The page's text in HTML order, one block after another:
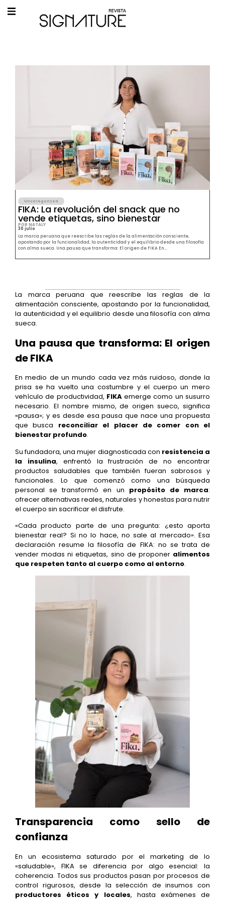
Uncategorized
FIKA: La revolución del snack que no
vende etiquetas, sino bienestar
POR NATALY
30 julio
La marca peruana que reescribe las reglas de la alimentación consciente,
apostando por la funcionalidad, la autenticidad y el equilibrio desde una filosofía
con alma sueca. Una pausa que transforma: El origen de FIKA En...
La marca peruana que reescribe las reglas de la
alimentación consciente, apostando por la funcionalidad,
la autenticidad y el equilibrio desde una filosofía con alma
sueca.
Una pausa que transforma: El origen
de FIKA
En medio de un mundo cada vez más ruidoso, donde la
prisa se ha vuelto una costumbre y el cuerpo un mero
vehículo de productividad, FIKAemerge como un susurro
necesario. El nombre mismo, de origen sueco, significa
«pausa»; y es desde esa pausa que nace una propuesta
que busca reconciliar el placer de comer con el
bienestar profundo.
Su fundadora, una mujer diagnosticada con resistencia a
la insulina, enfrentó la frustración de no encontrar
productos saludables que también fueran sabrosos y
funcionales. Lo que comenzó como una búsqueda
personal se transformó en un propósito de marca:
ofrecer alternativas reales, naturales y honestas para nutrir
el cuerpo sin sacrificar el disfrute.
«Cada producto parte de una pregunta: ¿esto aporta
bienestar real? Si no lo hace, no sale al mercado». Esa
declaración resume la filosofía de FIKA: no se trata de
vender modas ni etiquetas, sino de proponer alimentos
que respeten tanto al cuerpo como al entorno.
Transparencia como sello de
confianza
En un ecosistema saturado por el marketing de lo
«saludable», FIKA se diferencia por algo esencial: la
coherencia. Todos sus productos pasan por procesos de
control rigurosos, desde la selección de insumos con
productores éticos y locales, hasta exámenes de